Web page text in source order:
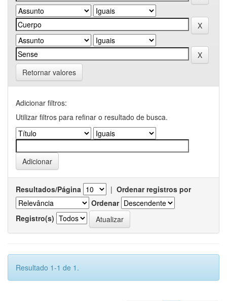
Retornar valores
Adicionar filtros:
Utilizar filtros para refinar o resultado de busca.
Resultados/Página | Ordenar registros por
Ordenar
Registro(s)
Resultado 1-1 de 1.